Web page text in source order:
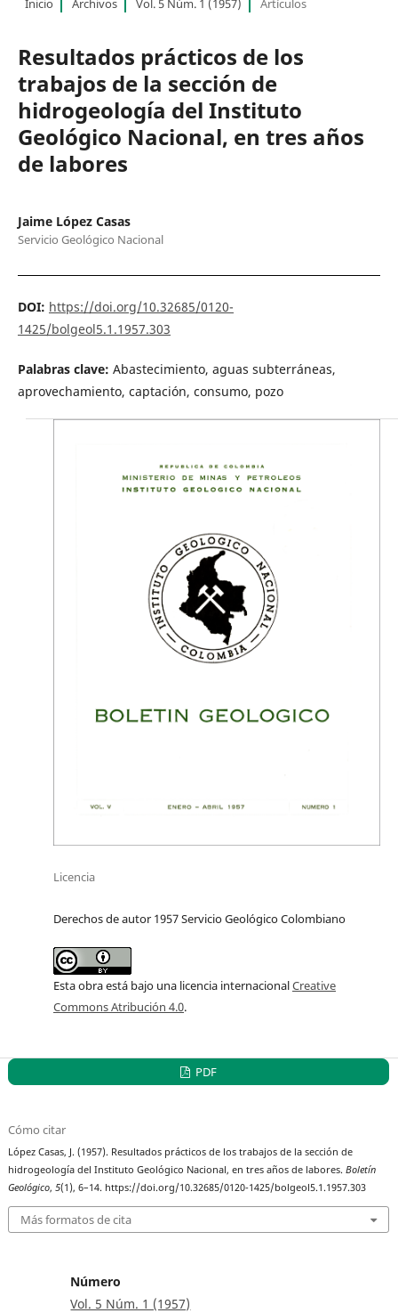
Inicio Archivos Vol. 5 Núm. 1 (1957) Artículos
Resultados prácticos de los
trabajos de la sección de
hidrogeología del Instituto
Geológico Nacional, en tres años
de labores
Jaime López Casas
Servicio Geológico Nacional
DOI: https://doi.org/10.32685/0120-
1425/bolgeol5.1.1957.303
Palabras clave: Abastecimiento, aguas subterráneas,
aprovechamiento, captación, consumo, pozo
Licencia
Derechos de autor 1957 Servicio Geológico Colombiano
Esta obra está bajo una licencia internacionalCreative
Commons Atribución 4.0.
PDF
Cómo citar
López Casas, J. (1957). Resultados prácticos de los trabajos de la sección de
hidrogeología del Instituto Geológico Nacional, en tres años de labores.Boletín
Geológico,5(1), 6–14. https://doi.org/10.32685/0120-1425/bolgeol5.1.1957.303
Más formatos de cita
Número
Vol. 5 Núm. 1 (1957)